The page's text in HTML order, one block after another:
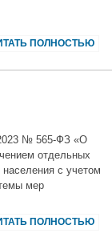
ПОЛНОСТЬЮ
№ 565-ФЗ «О
отдельных
с учетом
мер
ПОЛНОСТЬЮ